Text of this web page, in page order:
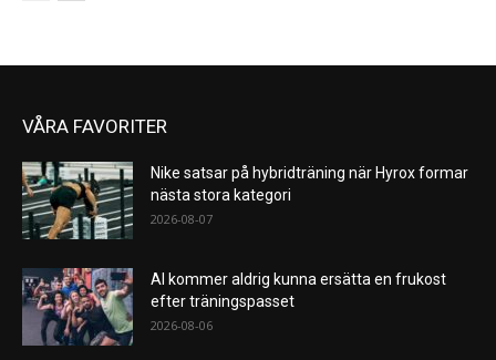
VÅRA FAVORITER
Nike satsar på hybridträning när Hyrox formar
nästa stora kategori
2026-08-07
AI kommer aldrig kunna ersätta en frukost
efter träningspasset
2026-08-06